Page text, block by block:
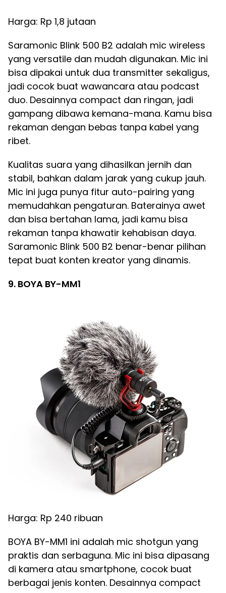
Harga: Rp 1,8 jutaan
Saramonic Blink 500 B2 adalah mic wireless
yang versatile dan mudah digunakan. Mic ini
bisa dipakai untuk dua transmitter sekaligus,
jadi cocok buat wawancara atau podcast
duo. Desainnya compact dan ringan, jadi
gampang dibawa kemana-mana. Kamu bisa
rekaman dengan bebas tanpa kabel yang
ribet.
Kualitas suara yang dihasilkan jernih dan
stabil, bahkan dalam jarak yang cukup jauh.
Mic ini juga punya fitur auto-pairing yang
memudahkan pengaturan. Baterainya awet
dan bisa bertahan lama, jadi kamu bisa
rekaman tanpa khawatir kehabisan daya.
Saramonic Blink 500 B2 benar-benar pilihan
tepat buat konten kreator yang dinamis.
9. BOYA BY-MM1
Harga: Rp 240 ribuan
BOYA BY-MM1 ini adalah mic shotgun yang
praktis dan serbaguna. Mic ini bisa dipasang
di kamera atau smartphone, cocok buat
berbagai jenis konten. Desainnya compact